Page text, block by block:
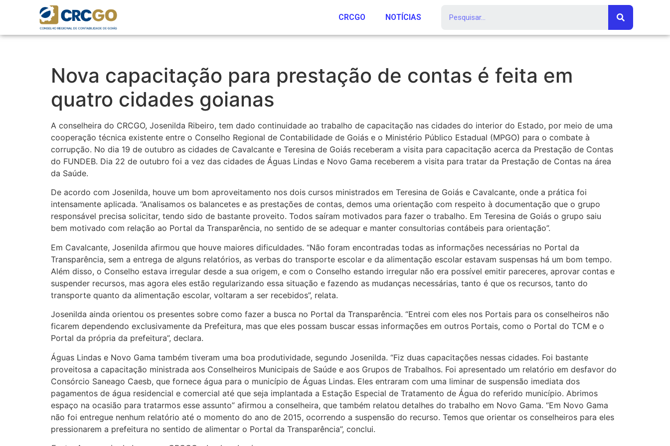
CRCGO NOTÍCIAS
Nova capacitação para prestação de contas é feita em
quatro cidades goianas
A conselheira do CRCGO, Josenilda Ribeiro, tem dado continuidade ao trabalho de capacitação nas cidades do interior do Estado, por meio de uma
cooperação técnica existente entre o Conselho Regional de Contabilidade de Goiás e o Ministério Público Estadual (MPGO) para o combate à
corrupção. No dia 19 de outubro as cidades de Cavalcante e Teresina de Goiás receberam a visita para capacitação acerca da Prestação de Contas
do FUNDEB. Dia 22 de outubro foi a vez das cidades de Águas Lindas e Novo Gama receberem a visita para tratar da Prestação de Contas na área
da Saúde.
De acordo com Josenilda, houve um bom aproveitamento nos dois cursos ministrados em Teresina de Goiás e Cavalcante, onde a prática foi
intensamente aplicada. “Analisamos os balancetes e as prestações de contas, demos uma orientação com respeito à documentação que o grupo
responsável precisa solicitar, tendo sido de bastante proveito. Todos saíram motivados para fazer o trabalho. Em Teresina de Goiás o grupo saiu
bem motivado com relação ao Portal da Transparência, no sentido de se adequar e manter consultorias contábeis para orientação”.
Em Cavalcante, Josenilda afirmou que houve maiores dificuldades. “Não foram encontradas todas as informações necessárias no Portal da
Transparência, sem a entrega de alguns relatórios, as verbas do transporte escolar e da alimentação escolar estavam suspensas há um bom tempo.
Além disso, o Conselho estava irregular desde a sua origem, e com o Conselho estando irregular não era possível emitir pareceres, aprovar contas e
suspender recursos, mas agora eles estão regularizando essa situação e fazendo as mudanças necessárias, tanto é que os recursos, tanto do
transporte quanto da alimentação escolar, voltaram a ser recebidos”, relata.
Josenilda ainda orientou os presentes sobre como fazer a busca no Portal da Transparência. “Entrei com eles nos Portais para os conselheiros não
ficarem dependendo exclusivamente da Prefeitura, mas que eles possam buscar essas informações em outros Portais, como o Portal do TCM e o
Portal da própria da prefeitura”, declara.
Águas Lindas e Novo Gama também tiveram uma boa produtividade, segundo Josenilda. “Fiz duas capacitações nessas cidades. Foi bastante
proveitosa a capacitação ministrada aos Conselheiros Municipais de Saúde e aos Grupos de Trabalhos. Foi apresentado um relatório em desfavor do
Consórcio Saneago Caesb, que fornece água para o município de Águas Lindas. Eles entraram com uma liminar de suspensão imediata dos
pagamentos de água residencial e comercial até que seja implantada a Estação Especial de Tratamento de Água do referido município. Abrimos
espaço na ocasião para tratarmos esse assunto” afirmou a conselheira, que também relatou detalhes do trabalho em Novo Gama. “Em Novo Gama
não foi entregue nenhum relatório até o momento do ano de 2015, ocorrendo a suspensão do recurso. Temos que orientar os conselheiros para eles
pressionarem a prefeitura no sentido de alimentar o Portal da Transparência”, conclui.